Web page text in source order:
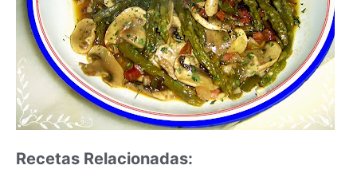
Recetas Relacionadas: